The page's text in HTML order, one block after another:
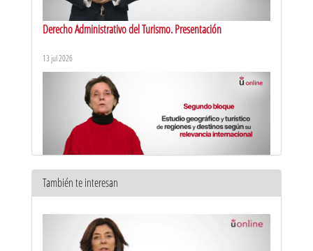
Derecho Administrativo del Turismo. Presentación
13 jul 2026
También te interesan